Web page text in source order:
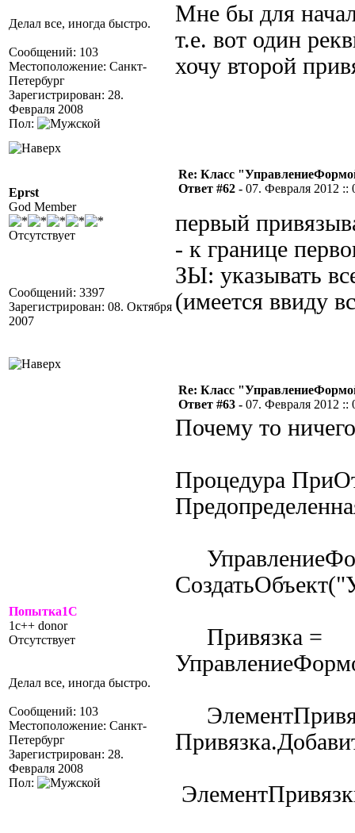
Делал все, иногда быстро.
Сообщений: 103
Местоположение: Санкт-
Петербург
Зарегистрирован: 28.
Февраля 2008
Пол:
Мне бы для
т.е. вот один
хочу второй
Eprst
God Member
Отсутствует
Сообщений: 3397
Зарегистрирован: 08. Октября
2007
Re: Класс
Ответ #62 - 07. Февраля 2012 ::
первый
- к границе
ЗЫ: указывать
(имеется ввиду
Попытка1С
1c++ donor
Отсутствует
Делал все, иногда быстро.
Сообщений: 103
Местоположение: Санкт-
Петербург
Зарегистрирован: 28.
Февраля 2008
Пол:
Re: Класс
Ответ #63 - 07. Февраля 2012 ::
Почему то
Процедура
Привязка =